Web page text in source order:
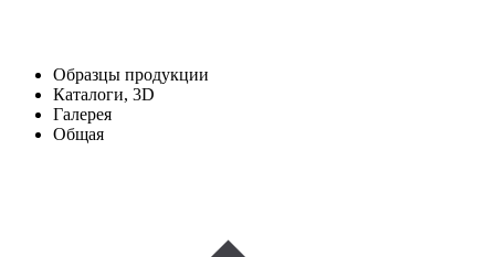
Образцы продукции
Каталоги, 3D
Галерея
Общая